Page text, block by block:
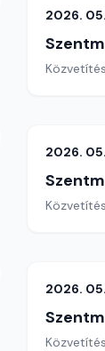
2026.
2026.
2026.